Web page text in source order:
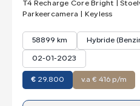
T4 Recharge Core Bright |
Parkeercamera | Keyless
58899 km Hybride
02-01-2023
€ 29.800 v.a € 416 p/m